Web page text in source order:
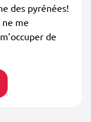
des pyrénées!
me
de